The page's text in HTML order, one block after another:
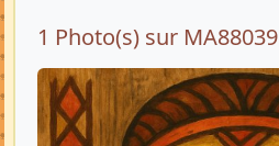
1 Photo(s) sur MA88039